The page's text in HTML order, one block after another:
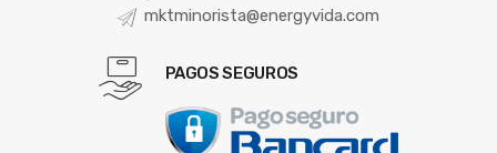
mktminorista@energyvida.com
PAGOS SEGUROS